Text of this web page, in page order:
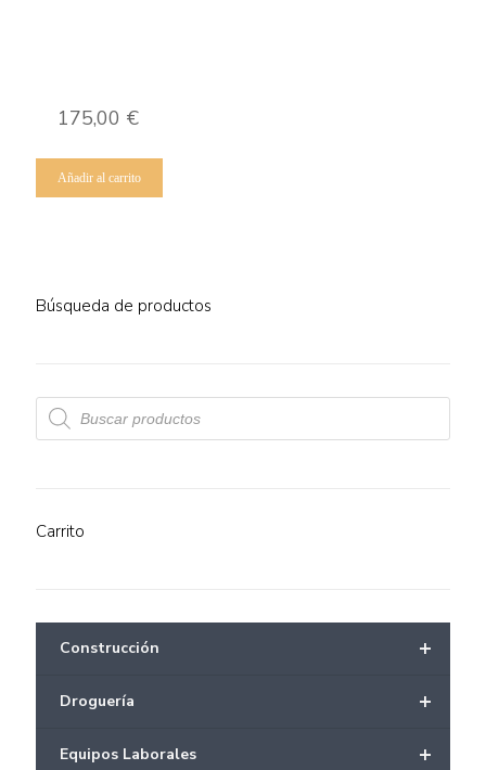
175,00 €
Añadir al carrito
Búsqueda de productos
Búsqueda
de
productos
Carrito
+
Construcción
+
Droguería
+
Equipos Laborales